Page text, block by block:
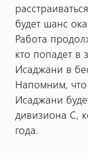
будет шанс
Работа
кто попадет в
Исаджани в
Напомним, что
Исаджани
дивизиона С,
года.